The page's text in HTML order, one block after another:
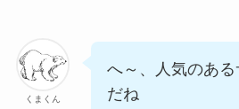
くまくん
へ～、人気のあ
だね